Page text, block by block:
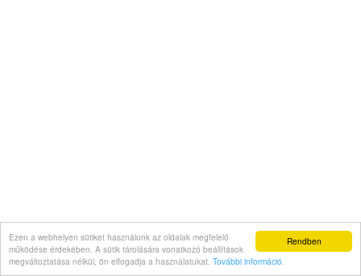
Rendben
Ezen a webhelyen sütiket használunk az oldalak megfelelő
működése érdekében. A sütik tárolására vonatkozó beállítások
megváltoztatása nélkül, ön elfogadja a használatukat. További információ.